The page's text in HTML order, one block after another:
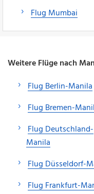
Flug Mumbai
Weitere Flüge nach
Flug Berlin-Manila
Flug Bremen-
Flug Deutschland-
Manila
Flug Düsseldorf-
Flug Frankfurt-